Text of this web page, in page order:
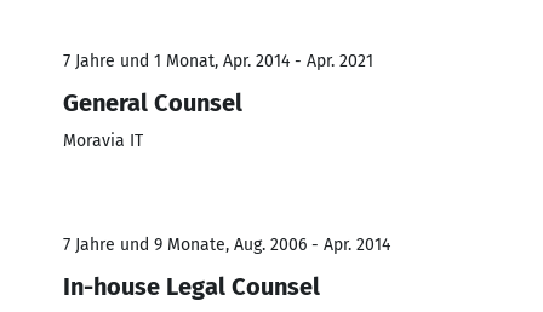
7 Jahre und 1 Monat, Apr. 2014 - Apr. 2021
General Counsel
Moravia IT
7 Jahre und 9 Monate, Aug. 2006 - Apr. 2014
In-house Legal Counsel